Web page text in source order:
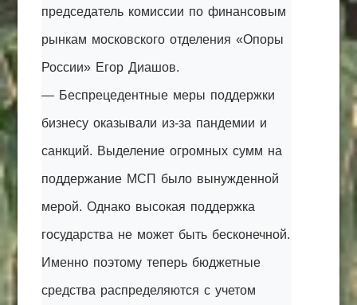
председатель комиссии по финансовым
рынкам московского отделения «Опоры
России» Егор Диашов.
— Беспрецедентные меры поддержки
бизнесу оказывали из-за пандемии и
санкций. Выделение огромных сумм на
поддержание МСП было вынужденной
мерой. Однако высокая поддержка
государства не может быть бесконечной.
Именно поэтому теперь бюджетные
средства распределяются с учетом